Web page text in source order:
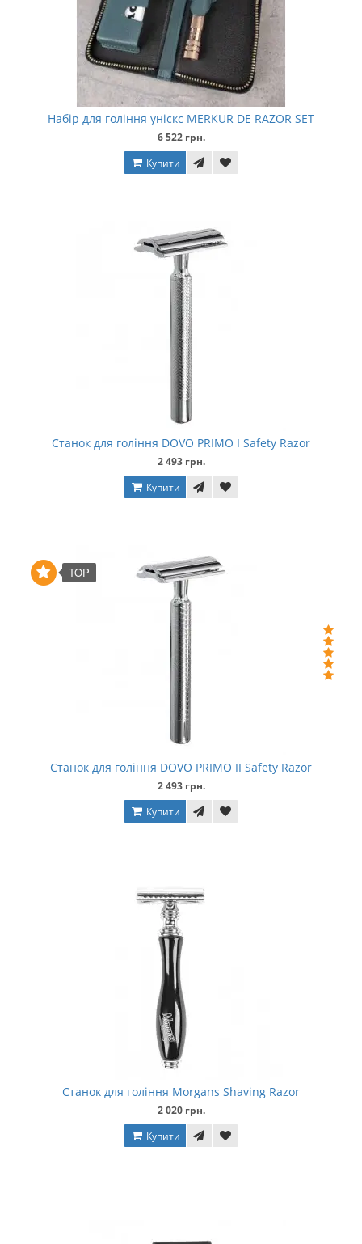
Набір для гоління уніскс MERKUR DE RAZOR SET
6 522 грн.
Купити
Станок для гоління DOVO PRIMO I Safety Razor
2 493 грн.
Купити
TOP
Станок для гоління DOVO PRIMO IІ Safety Razor
2 493 грн.
Купити
Станок для гоління Morgans Shaving Razor
2 020 грн.
Купити